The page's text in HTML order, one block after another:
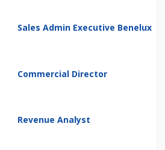
Sales Admin Executive Benelux
Commercial Director
Revenue Analyst